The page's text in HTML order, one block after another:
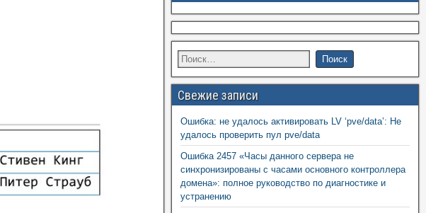
Свежие записи
Ошибка: не удалось активировать LV ‘pve/data’: Не
удалось проверить пул pve/data
Ошибка 2457 «Часы данного сервера не
синхронизированы с часами основного контроллера
домена»: полное руководство по диагностике и
устранению